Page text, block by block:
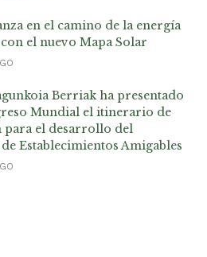
en el camino de la energía
el nuevo Mapa Solar
Berriak ha presentado
Mundial el itinerario de
el desarrollo del
Establecimientos Amigables